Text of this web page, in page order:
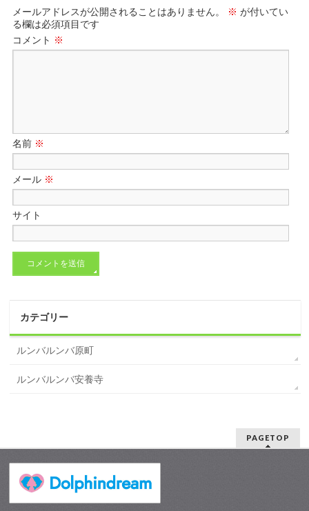
メールアドレスが公開されることはありません。 ※ が付いてい
る欄は必須項目です
コメント ※
名前 ※
メール ※
サイト
カテゴリー
ルンバルンバ原町
ルンバルンバ安養寺
PAGETOP